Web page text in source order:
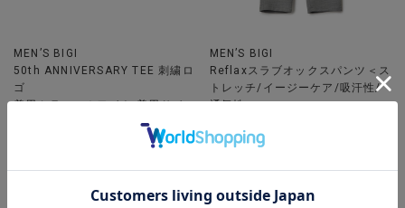
MEN’S BIGI
50th ANNIVERSARY TEE 刺繍ロ
ゴ
着用カラー ホワイト 着用サイ
MEN’S BIGI
Reflaxスラブオックスパンツ＜ス
トレッチ/イージーケア/吸汗性/
通気性＞
ズ 2（M）